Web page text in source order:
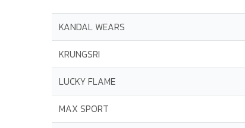
KANDAL WEARS
KRUNGSRI
LUCKY FLAME
MAX SPORT